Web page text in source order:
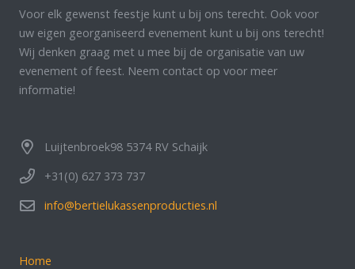
Voor elk gewenst feestje kunt u bij ons terecht. Ook voor
uw eigen georganiseerd evenement kunt u bij ons terecht!
Wij denken graag met u mee bij de organisatie van uw
evenement of feest. Neem contact op voor meer
informatie!
Luijtenbroek98 5374 RV Schaijk
+31(0) 627 373 737
info@bertielukassenproducties.nl
Home